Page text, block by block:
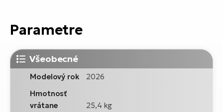
Parametre
Všeobecné
Modelový rok
2026
Hmotnosť
vrátane
25,4 kg